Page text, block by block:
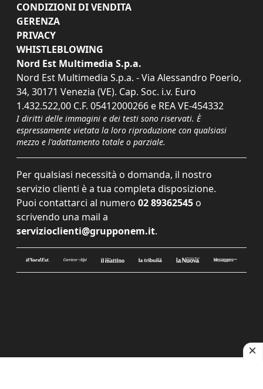
CONDIZIONI DI VENDITA
GERENZA
PRIVACY
WHISTLEBLOWING
Nord Est Multimedia S.p.a.
Nord Est Multimedia S.p.a. - Via Alessandro Poerio,
34, 30171 Venezia (VE). Cap. Soc. i.v. Euro
1.432.522,00 C.F. 05412000266 e REA VE-454332
I diritti delle immagini e dei testi sono riservati. È
espressamente vietata la loro riproduzione con qualsiasi
mezzo e l'adattamento totale o parziale.
Per qualsiasi necessità o domanda, il nostro
servizio clienti è a tua completa disposizione.
Puoi contattarci al numero 02 89362545 o
scrivendo una mail a
servizioclienti@grupponem.it.